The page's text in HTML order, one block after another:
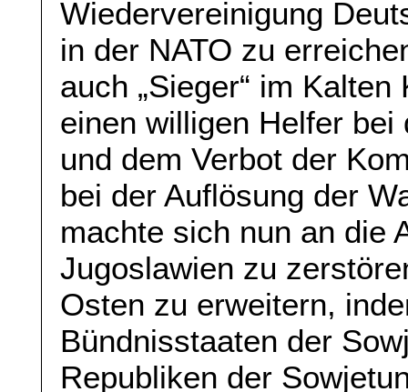
Wiedervereinigung
in der NATO zu
auch „Sieger“ im
einen willigen Helfer
und dem Verbot der
bei der Auflösung der
machte sich nun an die
Jugoslawien zu
Osten zu erweitern,
Bündnisstaaten der
Republiken der